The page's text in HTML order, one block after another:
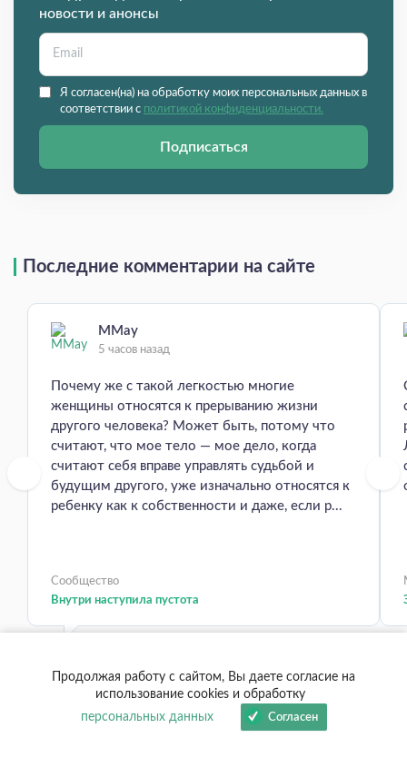
новости и анонсы
Я согласен(на) на обработку моих персональных данных в
соответствии с политикой конфиденциальности.
Подписаться
Последние комментарии на сайте
MMay
5 часов назад
Почему же с такой легкостью многие
женщины относятся к прерыванию жизни
другого человека? Может быть, потому что
считают, что мое тело — мое дело, когда
считают себя вправе управлять судьбой и
будущим другого, уже изначально относятся к
ребенку как к собственности и даже, если р...
Сообщество
Внутри наступила пустота
Продолжая работу с сайтом, Вы даете согласие на
использование cookies и обработку
персональных данных
Согласен